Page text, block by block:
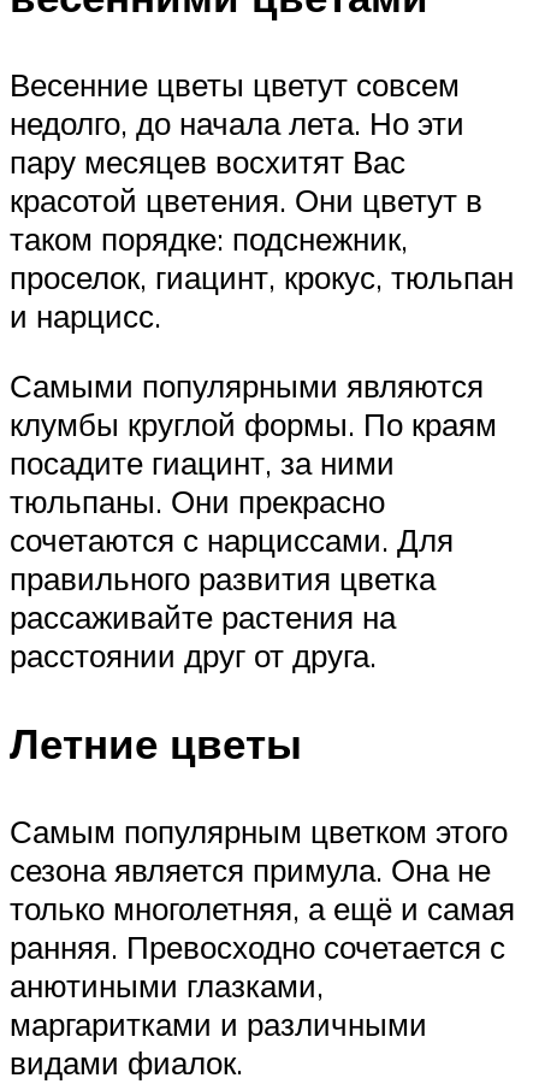
Весенние цветы цветут совсем
недолго, до начала лета. Но эти
пару месяцев восхитят Вас
красотой цветения. Они цветут в
таком порядке: подснежник,
проселок, гиацинт, крокус, тюльпан
и нарцисс.
Самыми популярными являются
клумбы круглой формы. По краям
посадите гиацинт, за ними
тюльпаны. Они прекрасно
сочетаются с нарциссами. Для
правильного развития цветка
рассаживайте растения на
расстоянии друг от друга.
Летние цветы
Самым популярным цветком этого
сезона является примула. Она не
только многолетняя, а ещё и самая
ранняя. Превосходно сочетается с
анютиными глазками,
маргаритками и различными
видами фиалок.